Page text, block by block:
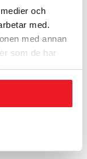
och
med.
med annan
som de har
GÅR ATT
I ALL
RYMS UPP
PÅ KULLAGRADE